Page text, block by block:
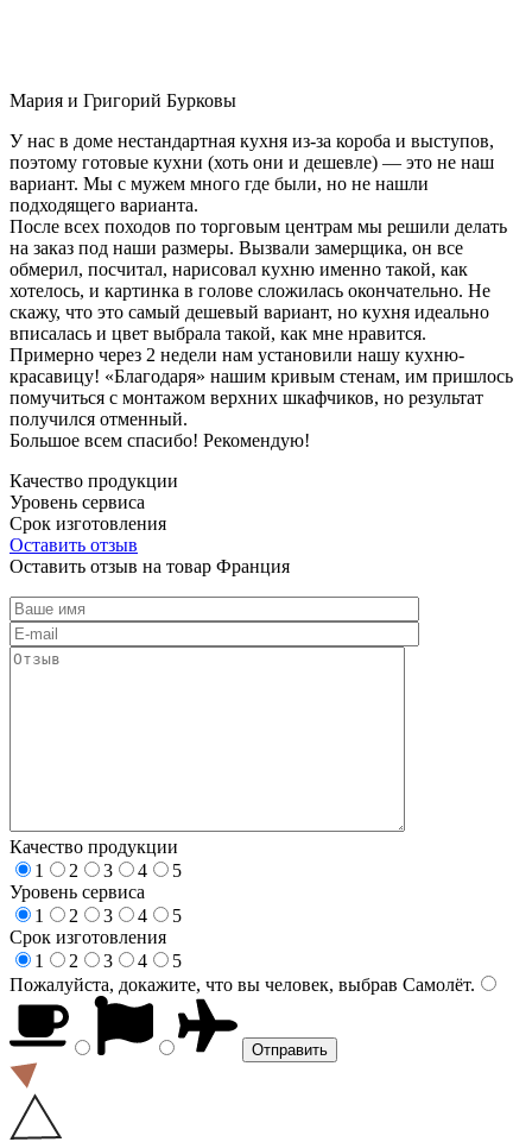
Мария и Григорий Бурковы
У нас в доме нестандартная кухня из-за короба и выступов,
поэтому готовые кухни (хоть они и дешевле) — это не наш
вариант. Мы с мужем много где были, но не нашли
подходящего варианта.
После всех походов по торговым центрам мы решили делать
на заказ под наши размеры. Вызвали замерщика, он все
обмерил, посчитал, нарисовал кухню именно такой, как
хотелось, и картинка в голове сложилась окончательно. Не
скажу, что это самый дешевый вариант, но кухня идеально
вписалась и цвет выбрала такой, как мне нравится.
Примерно через 2 недели нам установили нашу кухню-
красавицу! «Благодаря» нашим кривым стенам, им пришлось
помучиться с монтажом верхних шкафчиков, но результат
получился отменный.
Большое всем спасибо! Рекомендую!
Качество продукции
Уровень сервиса
Срок изготовления
Оставить отзыв
Оставить отзыв на товар Франция
Качество продукции
1
2 3 4
5
Уровень сервиса
1
2 3 4
5
Срок изготовления
1
2 3 4
5
Пожалуйста, докажите, что вы человек, выбрав Самолёт.